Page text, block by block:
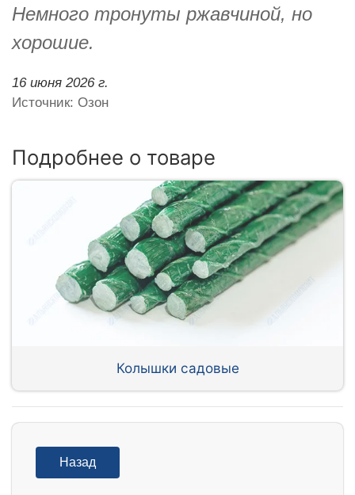
Немного тронуты ржавчиной, но
хорошие.
16 июня 2026 г.
Источник: Озон
Подробнее о товаре
Колышки садовые
Назад